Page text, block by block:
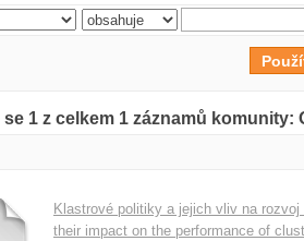
1 z celkem 1 záznamů komunity:
Klastrové politiky a jejich vliv na
their impact on the performance of